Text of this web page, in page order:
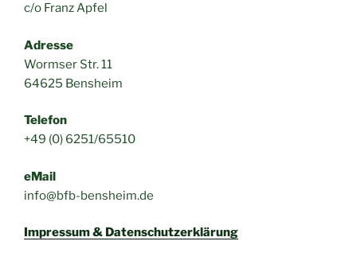
c/o Franz Apfel
Adresse
Wormser Str. 11
64625 Bensheim
Telefon
+49 (0) 6251/65510
eMail
info@bfb-bensheim.de
Impressum & Datenschutzerklärung